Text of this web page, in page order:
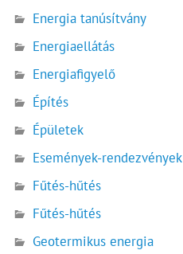
Energia tanúsítvány
Energiaellátás
Energiafigyelő
Építés
Épületek
Események-rendezvények
Fűtés-hűtés
Fűtés-hűtés
Geotermikus energia